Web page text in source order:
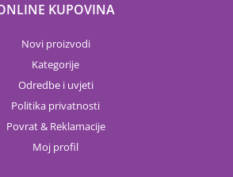
KUPOVINA
Novi proizvodi
Kategorije
Odredbe i uvjeti
Politika privatnosti
Povrat & Reklamacije
Moj profil